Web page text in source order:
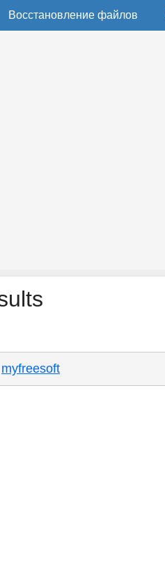
Восстановление файлов
myfreesoft